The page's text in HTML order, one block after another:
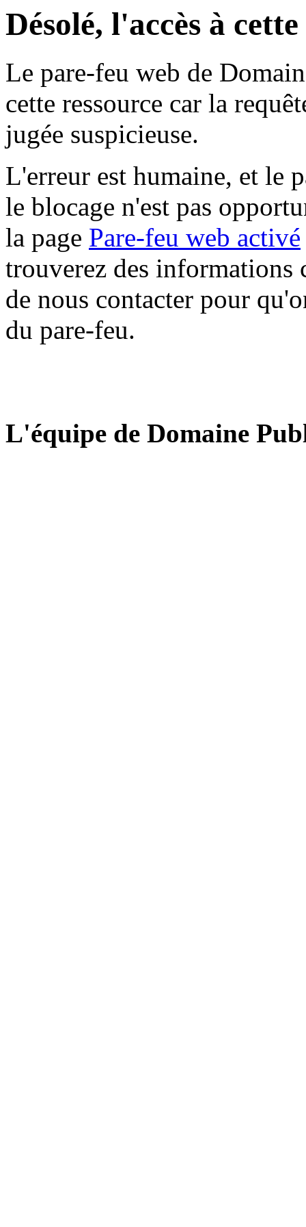
Désolé, l'accès à
Le pare-feu web de
cette ressource car la
jugée suspicieuse.
L'erreur est humaine, et le
le blocage n'est pas
la page Pare-feu web activé
trouverez des informations
de nous contacter pour
du pare-feu.
L'équipe de Domaine